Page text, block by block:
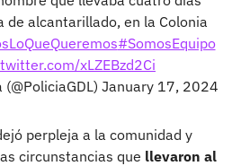
de alcantarillado, en la Colonia
#SomosEquipo
xLZEBzd2Ci
January 17, 2024
perpleja a la comunidad y
circunstancias que llevaron al